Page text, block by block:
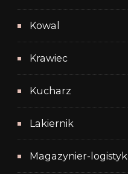
Kowal
Krawiec
Kucharz
Lakiernik
Magazynier-logistyk